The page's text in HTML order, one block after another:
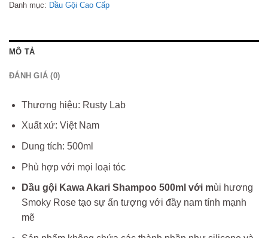
Danh mục: Dầu Gội Cao Cấp
MÔ TẢ
ĐÁNH GIÁ (0)
Thương hiệu: Rusty Lab
Xuất xứ: Việt Nam
Dung tích: 500ml
Phù hợp với mọi loại tóc
Dầu gội Kawa Akari Shampoo 500ml với mùi hương
Smoky Rose tạo sự ấn tượng với đầy nam tính mạnh
mẽ